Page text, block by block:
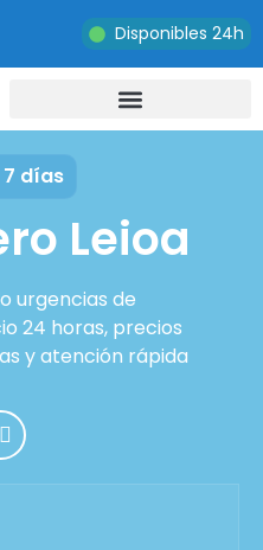
Disponibles 24h
7 días
Leioa
urgencias de
24 horas, precios
y atención rápida